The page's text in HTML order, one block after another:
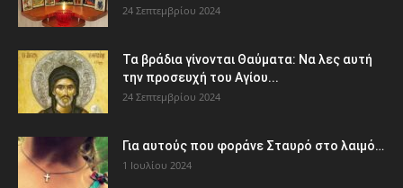
24 Σεπτεμβρίου 2024
Τα βράδια γίνονται Θαύματα: Να λες αυτή
την προσευχή του Αγίου...
24 Σεπτεμβρίου 2024
Για αυτούς που φοράνε Σταυρό στο λαιμό…
1 Ιουλίου 2024